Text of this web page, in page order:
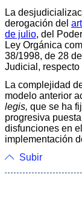
La
derogación del
de julio, del
Ley Orgánica
38/1998, de 28
Judicial,
La complejidad
modelo anterior
legis, que se ha
progresiva
disfunciones en
implementación
Subir